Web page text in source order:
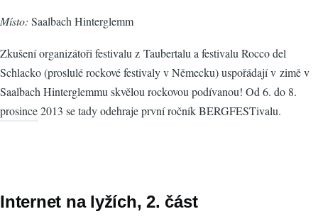
Místo: Saalbach Hinterglemm
Zkušení organizátoři festivalu z Taubertalu a festivalu Rocco del
Schlacko (proslulé rockové festivaly v Německu) uspořádají v zimě v
Saalbach Hinterglemmu skvělou rockovou podívanou! Od 6. do 8.
prosince 2013 se tady odehraje první ročník BERGFESTivalu.
Internet na lyžích, 2. část